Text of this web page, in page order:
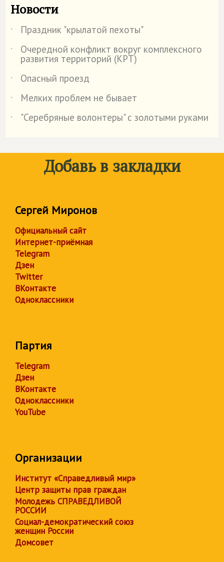
Новости
˙
Праздник "крылатой пехоты"
˙
Очередной конфликт вокруг комплексного
развития территорий (КРТ)
˙
Опасный проезд
˙
Мелких проблем не бывает
˙
"Серебряные волонтеры" с золотыми руками
Добавь в закладки
Сергей Миронов
Официальный сайт
Интернет-приёмная
Telegram
Дзен
Twitter
ВКонтакте
Одноклассники
Партия
Telegram
Дзен
ВКонтакте
Одноклассники
YouTube
Организации
Институт «Справедливый мир»
Центр защиты прав граждан
Молодежь СПРАВЕДЛИВОЙ
РОССИИ
Социал-демократический союз
женщин России
Домсовет